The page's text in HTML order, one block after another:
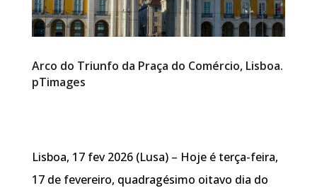
Arco do Triunfo da Praça do Comércio, Lisboa.
pTimages
Lisboa, 17 fev 2026 (Lusa) – Hoje é terça-feira,
17 de fevereiro, quadragésimo oitavo dia do